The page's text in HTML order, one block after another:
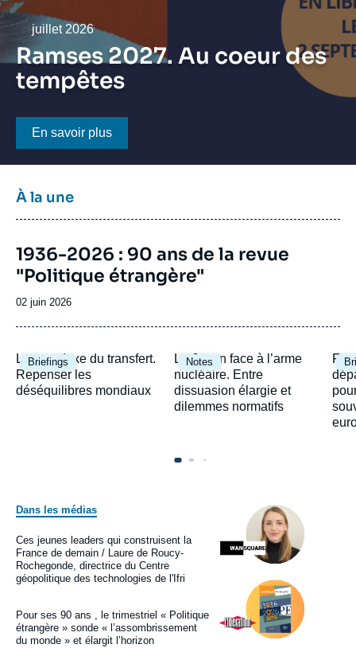
Nous soutenir
Date
juillet 2026
Ramses 2027. Au coeur des
tempêtes
Bouton CTA
En savoir plus
Titre
bloc
la
une
À la une
Image
de
couverture
la
1936-2026 : 90 ans de la revue
"Politique étrangère"
Date
02 juin 2026
Briefings
Image
principale
Le paradoxe du transfert.
Repenser les
déséquilibres mondiaux
Notes
Image
principale
Le Japon face à l’arme
nucléaire. Entre
dissuasion élargie et
dilemmes normatifs
Dans les médias
Logo
Image
principale
médiatique
Ces jeunes leaders qui construisent la
France de demain / Laure de Roucy-
Rochegonde, directrice du Centre
géopolitique des technologies de l'Ifri
Logo
Image
principale
médiatique
Pour ses 90 ans , le trimestriel « Politique
étrangère » sonde « l’assombrissement
du monde » et élargit l’horizon